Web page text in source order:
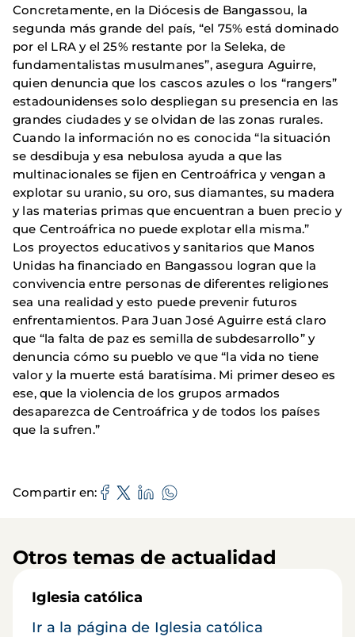
Concretamente, en la Diócesis de Bangassou, la
segunda más grande del país, “el 75% está dominado
por el LRA y el 25% restante por la Seleka, de
fundamentalistas musulmanes”, asegura Aguirre,
quien denuncia que los cascos azules o los “rangers”
estadounidenses solo despliegan su presencia en las
grandes ciudades y se olvidan de las zonas rurales.
Cuando la información no es conocida “la situación
se desdibuja y esa nebulosa ayuda a que las
multinacionales se fijen en Centroáfrica y vengan a
explotar su uranio, su oro, sus diamantes, su madera
y las materias primas que encuentran a buen precio y
que Centroáfrica no puede explotar ella misma.”
Los proyectos educativos y sanitarios que Manos
Unidas ha financiado en Bangassou logran que la
convivencia entre personas de diferentes religiones
sea una realidad y esto puede prevenir futuros
enfrentamientos. Para Juan José Aguirre está claro
que “la falta de paz es semilla de subdesarrollo” y
denuncia cómo su pueblo ve que “la vida no tiene
valor y la muerte está baratísima. Mi primer deseo es
ese, que la violencia de los grupos armados
desaparezca de Centroáfrica y de todos los países
que la sufren.”
Compartir en
Otros temas de actualidad
Iglesia católica
Ir a la página de Iglesia católica